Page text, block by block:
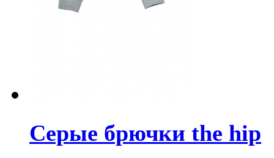
Серые брючки the hip